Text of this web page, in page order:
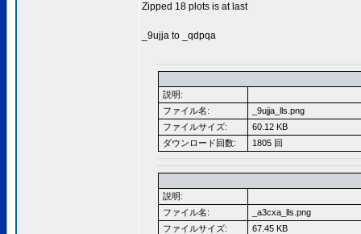
Zipped 18 plots is at last
_9ujja to _qdpqa
説明:
ファイル名:
_9ujja_lls.png
ファイルサイズ:
60.12 KB
ダウンロード回数:
1805 回
説明:
ファイル名:
_a3cxa_lls.png
ファイルサイズ:
67.45 KB